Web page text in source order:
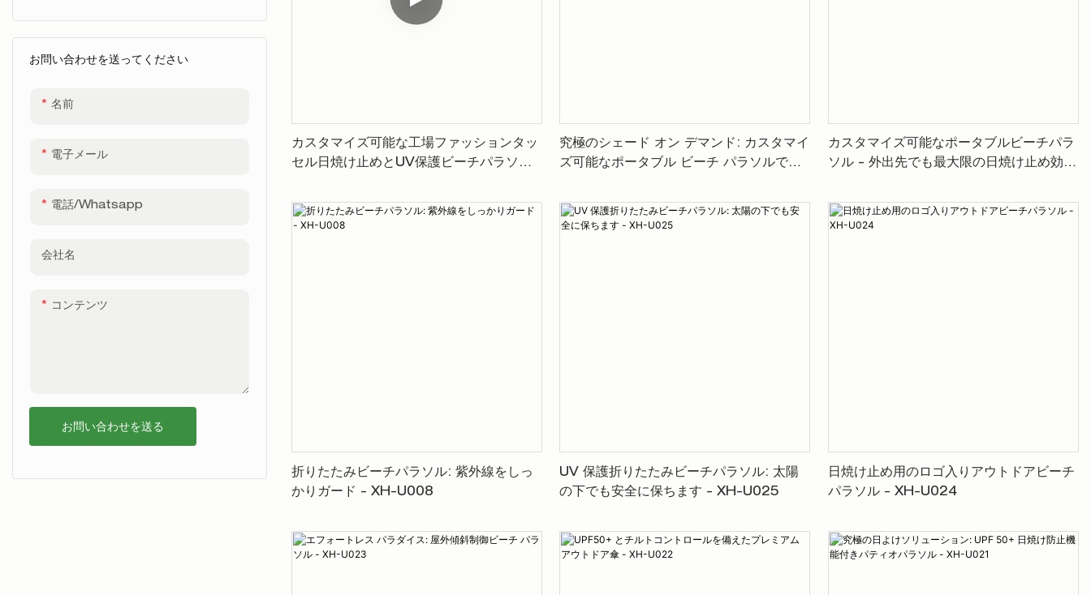
お問い合わせを送ってください
名前
電子メール
電話/whatsapp
会社名
コンテンツ
お問い合わせを送る
カスタマイズ可能な工場ファッションタッ
セル日焼け止めとUV保護ビーチパラソル
究極のシェード オン デマンド: カスタマイ
ズ可能なポータブル ビーチ パラソルでビ
XH-U006
カスタマイズ可能なポータブルビーチパラ
ソル - 外出先でも最大限の日焼け止め効果
折りたたみビーチパラソル: 紫外線をしっ
かりガード - XH-U008
UV 保護折りたたみビーチパラソル: 太陽
の下でも安全に保ちます - XH-U025
日焼け止め用のロゴ入りアウトドアビーチ
パラソル - XH-U024